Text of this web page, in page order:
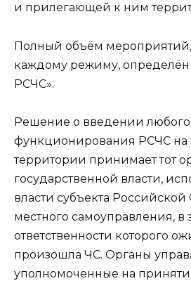
и прилегающей к ним
Полный объём мероприятий,
каждому режиму,
РСЧС».
Решение о введении
функционирования РСЧС на
территории принимает тот
государственной власти,
власти субъекта
местного самоуправления, в
ответственности которого
произошла ЧС. Органы
уполномоченные на